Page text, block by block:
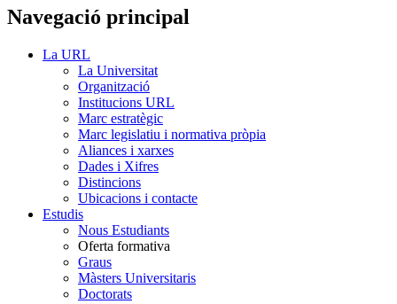
Navegació principal
La URL
La Universitat
Organització
Institucions URL
Marc estratègic
Marc legislatiu i normativa pròpia
Aliances i xarxes
Dades i Xifres
Distincions
Ubicacions i contacte
Estudis
Nous Estudiants
Oferta formativa
Graus
Màsters Universitaris
Doctorats